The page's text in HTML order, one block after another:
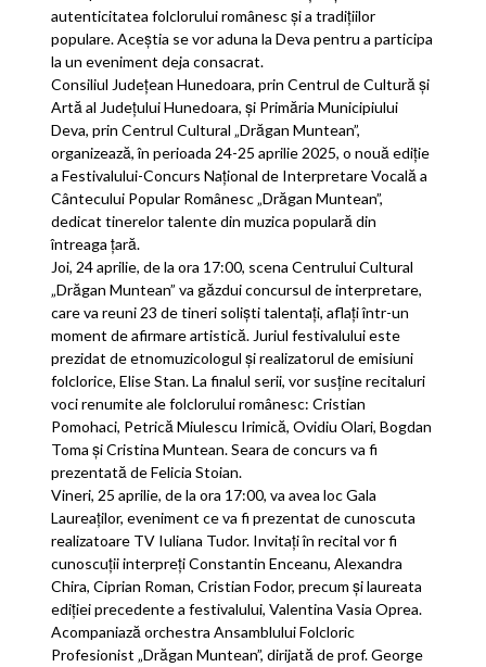
autenticitatea folclorului românesc și a tradițiilor
populare. Aceștia se vor aduna la Deva pentru a participa
la un eveniment deja consacrat.
Consiliul Județean Hunedoara, prin Centrul de Cultură și
Artă al Județului Hunedoara, și Primăria Municipiului
Deva, prin Centrul Cultural „Drăgan Muntean”,
organizează, în perioada 24-25 aprilie 2025, o nouă ediție
a Festivalului-Concurs Național de Interpretare Vocală a
Cântecului Popular Românesc „Drăgan Muntean”,
dedicat tinerelor talente din muzica populară din
întreaga țară.
Joi, 24 aprilie, de la ora 17:00, scena Centrului Cultural
„Drăgan Muntean” va găzdui concursul de interpretare,
care va reuni 23 de tineri soliști talentați, aflați într-un
moment de afirmare artistică. Juriul festivalului este
prezidat de etnomuzicologul și realizatorul de emisiuni
folclorice, Elise Stan. La finalul serii, vor susține recitaluri
voci renumite ale folclorului românesc: Cristian
Pomohaci, Petrică Miulescu Irimică, Ovidiu Olari, Bogdan
Toma și Cristina Muntean. Seara de concurs va fi
prezentată de Felicia Stoian.
Vineri, 25 aprilie, de la ora 17:00, va avea loc Gala
Laureaților, eveniment ce va fi prezentat de cunoscuta
realizatoare TV Iuliana Tudor. Invitați în recital vor fi
cunoscuții interpreți Constantin Enceanu, Alexandra
Chira, Ciprian Roman, Cristian Fodor, precum și laureata
ediției precedente a festivalului, Valentina Vasia Oprea.
Acompaniază orchestra Ansamblului Folcloric
Profesionist „Drăgan Muntean”, dirijată de prof. George